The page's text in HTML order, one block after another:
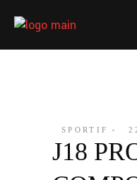
SPORTIF
J18